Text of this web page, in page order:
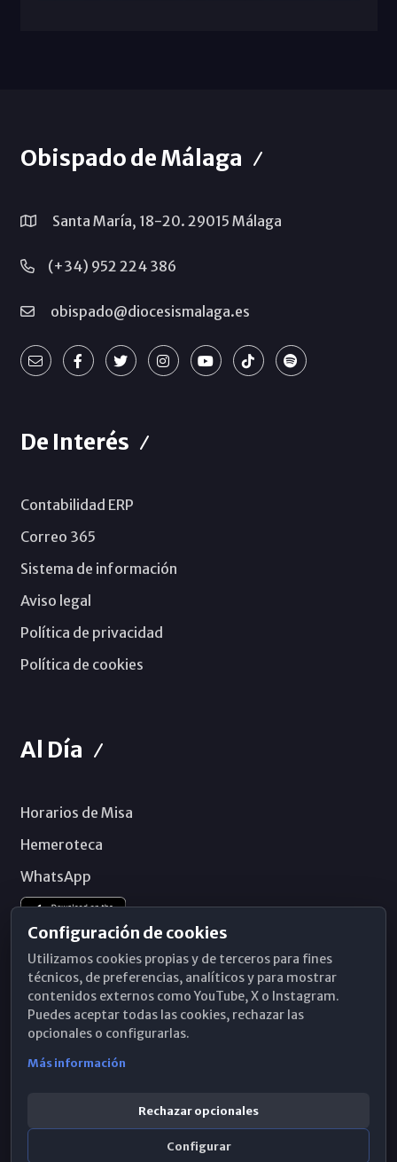
Obispado de Málaga
Santa María, 18-20. 29015 Málaga
(+34) 952 224 386
obispado@diocesismalaga.es
De Interés
Contabilidad ERP
Correo 365
Sistema de información
Aviso legal
Política de privacidad
Política de cookies
Al Día
Horarios de Misa
Hemeroteca
WhatsApp
Configuración de cookies
Utilizamos cookies propias y de terceros para fines
técnicos, de preferencias, analíticos y para mostrar
contenidos externos como YouTube, X o Instagram.
Puedes aceptar todas las cookies, rechazar las
opcionales o configurarlas.
Más información
Rechazar opcionales
Configurar